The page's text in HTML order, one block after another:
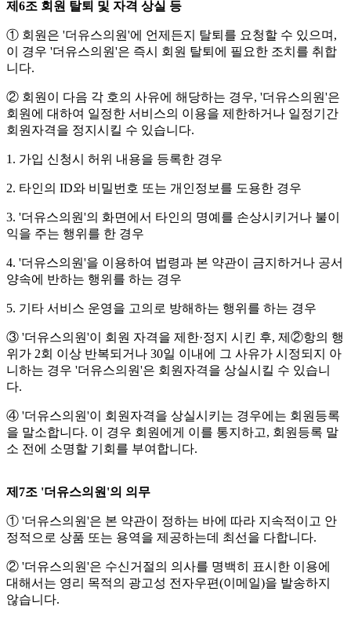
제6조 회원 탈퇴 및 자격 상실 등
① 회원은 '더유스의원'에 언제든지 탈퇴를 요청할 수 있으며,
이 경우 '더유스의원'은 즉시 회원 탈퇴에 필요한 조치를 취합
니다.
② 회원이 다음 각 호의 사유에 해당하는 경우, '더유스의원'은
회원에 대하여 일정한 서비스의 이용을 제한하거나 일정기간
회원자격을 정지시킬 수 있습니다.
1. 가입 신청시 허위 내용을 등록한 경우
2. 타인의 ID와 비밀번호 또는 개인정보를 도용한 경우
3. '더유스의원'의 화면에서 타인의 명예를 손상시키거나 불이
익을 주는 행위를 한 경우
4. '더유스의원'을 이용하여 법령과 본 약관이 금지하거나 공서
양속에 반하는 행위를 하는 경우
5. 기타 서비스 운영을 고의로 방해하는 행위를 하는 경우
③ '더유스의원'이 회원 자격을 제한·정지 시킨 후, 제②항의 행
위가 2회 이상 반복되거나 30일 이내에 그 사유가 시정되지 아
니하는 경우 '더유스의원'은 회원자격을 상실시킬 수 있습니
다.
④ '더유스의원'이 회원자격을 상실시키는 경우에는 회원등록
을 말소합니다. 이 경우 회원에게 이를 통지하고, 회원등록 말
소 전에 소명할 기회를 부여합니다.
제7조 '더유스의원'의 의무
① '더유스의원'은 본 약관이 정하는 바에 따라 지속적이고 안
정적으로 상품 또는 용역을 제공하는데 최선을 다합니다.
② '더유스의원'은 수신거절의 의사를 명백히 표시한 이용에
대해서는 영리 목적의 광고성 전자우편(이메일)을 발송하지
않습니다.